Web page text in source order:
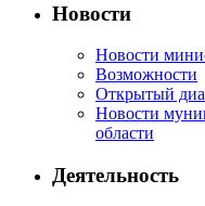
Новости
Новости
Возможности
Открытый
Новости
области
Деятельность